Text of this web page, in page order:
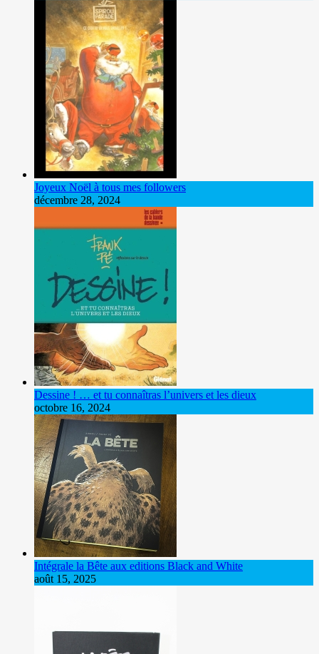
Joyeux Noël à tous mes followers
décembre 28, 2024
Dessine ! … et tu connaîtras l’univers et les dieux
octobre 16, 2024
Intégrale la Bête aux editions Black and White
août 15, 2025